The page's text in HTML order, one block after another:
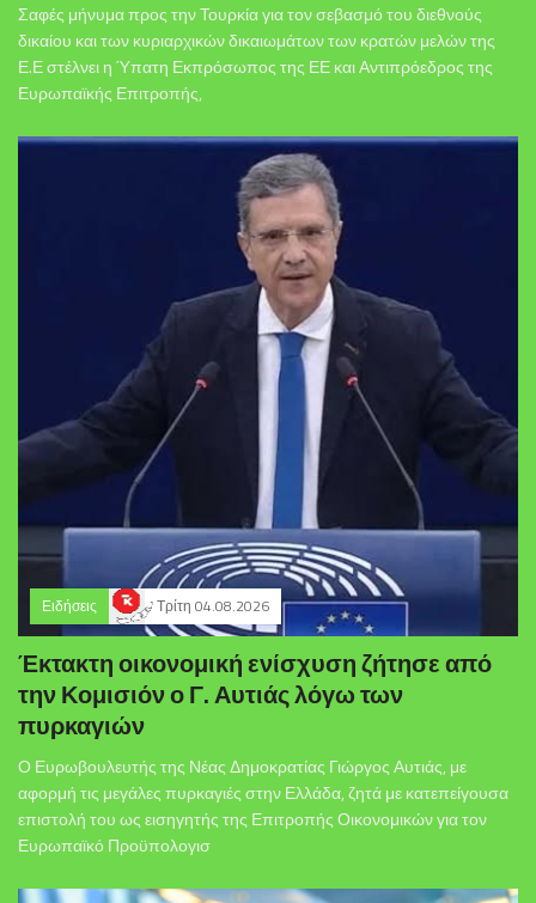
Σαφές μήνυμα προς την Τουρκία για τον σεβασμό του διεθνούς
δικαίου και των κυριαρχικών δικαιωμάτων των κρατών μελών της
Ε.Ε στέλνει η Ύπατη Εκπρόσωπος της ΕΕ και Αντιπρόεδρος της
Ευρωπαϊκής Επιτροπής,
Ειδήσεις Τρίτη 04.08.2026
Έκτακτη οικονομική ενίσχυση ζήτησε από
την Κομισιόν ο Γ. Αυτιάς λόγω των
πυρκαγιών
Ο Ευρωβουλευτής της Νέας Δημοκρατίας Γιώργος Αυτιάς, με
αφορμή τις μεγάλες πυρκαγιές στην Ελλάδα, ζητά με κατεπείγουσα
επιστολή του ως εισηγητής της Επιτροπής Οικονομικών για τον
Ευρωπαϊκό Προϋπολογισ